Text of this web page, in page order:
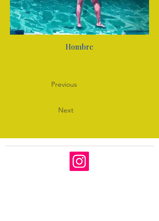
Hombre
Previous
Next